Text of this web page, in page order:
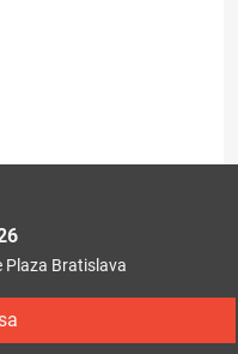
Plaza Bratislava